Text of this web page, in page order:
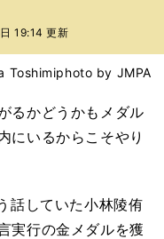
19:14 更新
Toshimiphoto by JMPA
るかどうかもメダル
にいるからこそやり
話していた小林陵侑
実行の金メダルを獲